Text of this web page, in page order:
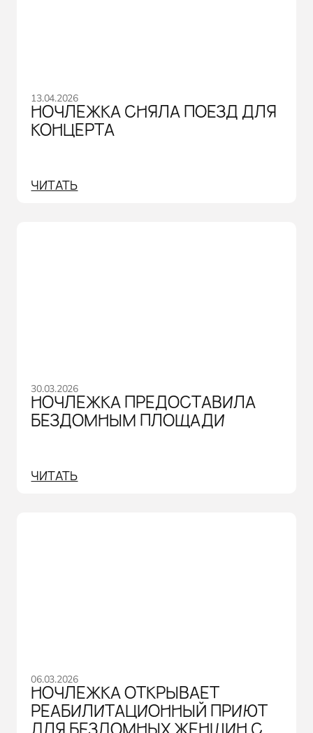
13.04.2026
НОЧЛЕЖКА СНЯЛА ПОЕЗД ДЛЯ
КОНЦЕРТА
ЧИТАТЬ
30.03.2026
НОЧЛЕЖКА ПРЕДОСТАВИЛА
БЕЗДОМНЫМ ПЛОЩАДИ
ЧИТАТЬ
06.03.2026
НОЧЛЕЖКА ОТКРЫВАЕТ
РЕАБИЛИТАЦИОННЫЙ ПРИЮТ